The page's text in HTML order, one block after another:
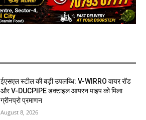
ईएसएल स्टील की बड़ी उपलब्धि: V-WIRRO वायर रॉड
और V-DUCPIPE डक्टाइल आयरन पाइप को मिला
ग्रीनप्रो प्रमाणन
August 8, 2026